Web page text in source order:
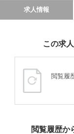
求人情報
この求
閲覧履
閲覧履歴か